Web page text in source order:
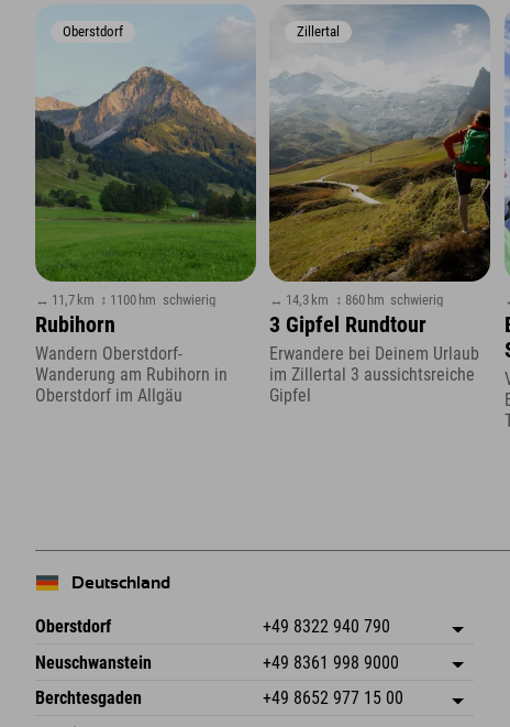
Oberstdorf
↔ 11,7 km ↕ 1100 hm schwierig
Rubihorn
Wandern Oberstdorf-
Wanderung am Rubihorn in
Oberstdorf im Allgäu
Zillertal
↔ 14,3 km ↕ 860 hm schwierig
3 Gipfel Rundtour
Erwandere bei Deinem Urlaub
im Zillertal 3 aussichtsreiche
Gipfel
Deutschland
Oberstdorf +49 8322 940 790
An der Breitach 3
Deutschland
Adresse speichern
Buchen
Neuschwanstein +49 8361 998 9000
An der Riese 45
87484 Nesselwang im Allgäu
Adresse speichern
Berchtesgaden +49 8652 977 15 00